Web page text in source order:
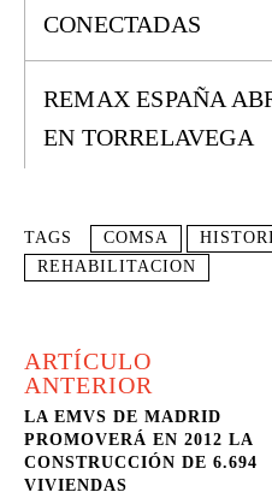
CONECTADAS
REMAX ESPAÑA
EN TORRELAVEGA
TAGS COMSA
REHABILITACION
ARTÍCULO
ANTERIOR
LA EMVS DE MADRID
PROMOVERÁ EN 2012 LA
CONSTRUCCIÓN DE 6.694
VIVIENDAS